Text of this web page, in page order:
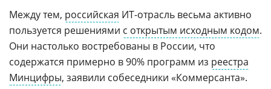
Между тем, российская ИТ-отрасль весьма активно
пользуется решениями с открытым исходным кодом.
Они настолько востребованы в России, что
содержатся примерно в 90% программ из реестра
Минцифры, заявили собеседники «Коммерсанта».